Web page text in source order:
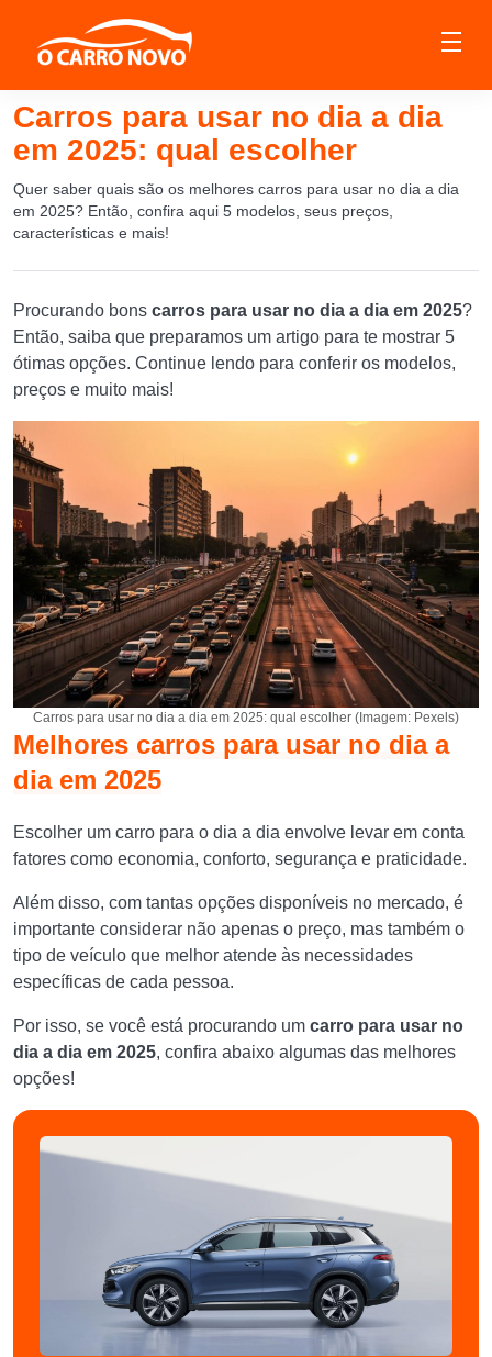
Carros para usar no dia a dia
em 2025: qual escolher
Quer saber quais são os melhores carros para usar no dia a dia
em 2025? Então, confira aqui 5 modelos, seus preços,
características e mais!
Procurando bons carros para usar no dia a dia em 2025?
Então, saiba que preparamos um artigo para te mostrar 5
ótimas opções. Continue lendo para conferir os modelos,
preços e muito mais!
Carros para usar no dia a dia em 2025: qual escolher (Imagem: Pexels)
Melhores carros para usar no dia a
dia em 2025
Escolher um carro para o dia a dia envolve levar em conta
fatores como economia, conforto, segurança e praticidade.
Além disso, com tantas opções disponíveis no mercado, é
importante considerar não apenas o preço, mas também o
tipo de veículo que melhor atende às necessidades
específicas de cada pessoa.
Por isso, se você está procurando um carro para usar no
dia a dia em 2025, confira abaixo algumas das melhores
opções!